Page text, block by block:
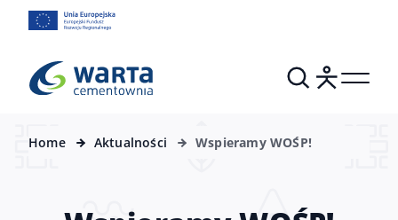
Home Aktualności Wspieramy WOŚP!